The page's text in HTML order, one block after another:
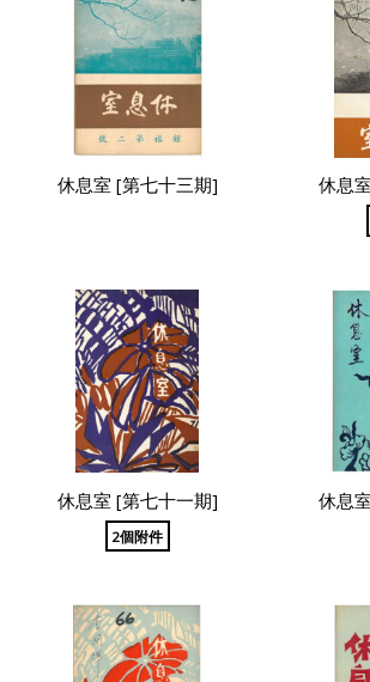
休息室 [第七十三期] 休息
休息室 [第七十一期]
2個附件
休息